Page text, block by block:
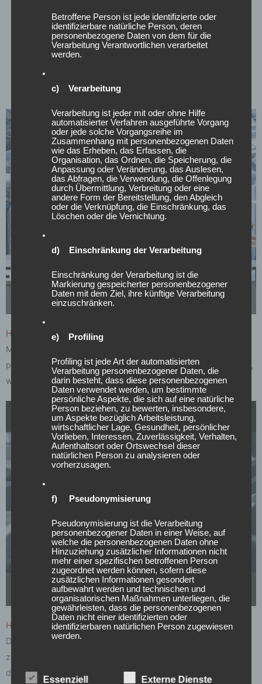
ist deaktiviert. ✓ Zulassen Datenschutzbedingungen
HINTER DEN KULISSEN VON JR WHEELS
Mit einem individuellen Finish können wir Deine Räder eine
persönliche Note verleihen und sie genau so aussehen lassen,
wie Du es möchtest.
ist deaktiviert. ✓ Zulassen Datenschutzbedingungen
HYBRID SCHMIEDERÄDER
Durch die Kombination modernster Technologien mit Liebe
zum kleinsten Detail sind wir in der Lage, Räder herzustellen,
die die höchsten ästhetischen und leistungsbezogenen
Betroffene Person ist jede identifizierte oder
identifizierbare natürliche Person, deren
personenbezogene Daten von dem für die
Verarbeitung Verantwortlichen verarbeitet
werden.
c) Verarbeitung
Verarbeitung ist jeder mit oder ohne Hilfe
automatisierter Verfahren ausgeführte Vorgang
oder jede solche Vorgangsreihe im
Zusammenhang mit personenbezogenen Daten
wie das Erheben, das Erfassen, die
Organisation, das Ordnen, die Speicherung, die
Anpassung oder Veränderung, das Auslesen,
das Abfragen, die Verwendung, die Offenlegung
durch Übermittlung, Verbreitung oder eine
andere Form der Bereitstellung, den Abgleich
oder die Verknüpfung, die Einschränkung, das
Löschen oder die Vernichtung.
d) Einschränkung der Verarbeitung
Einschränkung der Verarbeitung ist die
Markierung gespeicherter personenbezogener
Daten mit dem Ziel, ihre künftige Verarbeitung
einzuschränken.
e) Profiling
Profiling ist jede Art der automatisierten
Verarbeitung personenbezogener Daten, die
darin besteht, dass diese personenbezogenen
Daten verwendet werden, um bestimmte
persönliche Aspekte, die sich auf eine natürliche
Person beziehen, zu bewerten, insbesondere,
um Aspekte bezüglich Arbeitsleistung,
wirtschaftlicher Lage, Gesundheit, persönlicher
Vorlieben, Interessen, Zuverlässigkeit, Verhalten,
Aufenthaltsort oder Ortswechsel dieser
natürlichen Person zu analysieren oder
vorherzusagen.
f) Pseudonymisierung
Pseudonymisierung ist die Verarbeitung
personenbezogener Daten in einer Weise, auf
welche die personenbezogenen Daten ohne
Hinzuziehung zusätzlicher Informationen nicht
mehr einer spezifischen betroffenen Person
zugeordnet werden können, sofern diese
zusätzlichen Informationen gesondert
aufbewahrt werden und technischen und
organisatorischen Maßnahmen unterliegen, die
gewährleisten, dass die personenbezogenen
Daten nicht einer identifizierten oder
identifizierbaren natürlichen Person zugewiesen
werden.
g) Verantwortlicher oder für die
Verarbeitung Verantwortlicher
Essenziell Externe Dienste